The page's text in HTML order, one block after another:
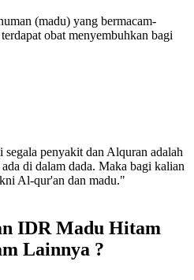
(madu) yang bermacam-
obat menyembuhkan bagi
penyakit dan Alquran adalah
di dalam dada. Maka bagi kalian
Al-qur'an dan madu."
IDR Madu Hitam
Lainnya ?